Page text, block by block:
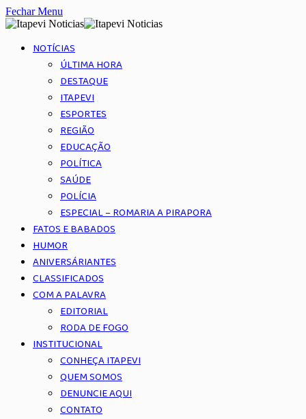
Fechar Menu
NOTÍCIAS
ÚLTIMA HORA
DESTAQUE
ITAPEVI
ESPORTES
REGIÃO
EDUCAÇÃO
POLÍTICA
SAÚDE
POLÍCIA
ESPECIAL – ROMARIA A PIRAPORA
FATOS E BABADOS
HUMOR
ANIVERSÁRIANTES
CLASSIFICADOS
COM A PALAVRA
EDITORIAL
RODA DE FOGO
INSTITUCIONAL
CONHEÇA ITAPEVI
QUEM SOMOS
DENUNCIE AQUI
CONTATO